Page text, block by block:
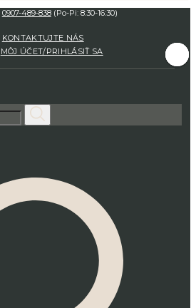
0907-489-838(Po-Pi: 8:30-16:30)
KONTAKTUJTE NÁS
MÔJ ÚČET/PRIHLÁSIŤ SA